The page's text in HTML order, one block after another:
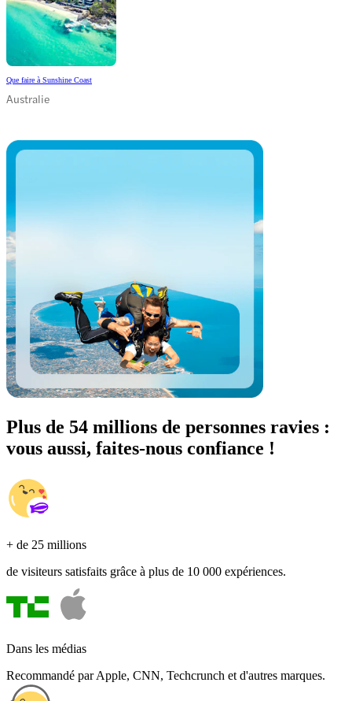
Que faire à Sunshine Coast
Australie
Plus de 54 millions de personnes ravies :
vous aussi, faites-nous confiance !
+ de 25 millions
de visiteurs satisfaits grâce à plus de 10 000 expériences.
Dans les médias
Recommandé par Apple, CNN, Techcrunch et d'autres marques.